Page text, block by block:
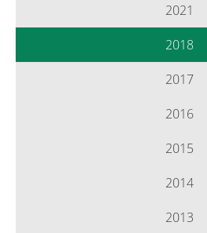
2021
2018
2017
2016
2015
2014
2013